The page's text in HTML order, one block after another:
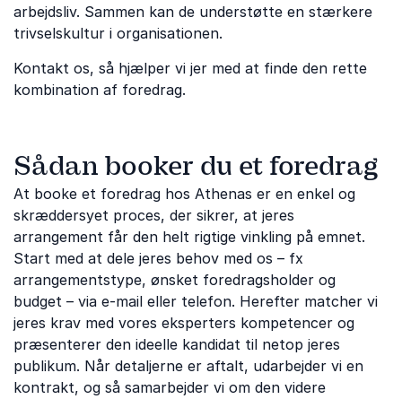
arbejdsliv. Sammen kan de understøtte en stærkere
trivselskultur i organisationen.
Kontakt os, så hjælper vi jer med at finde den rette
kombination af foredrag.
Sådan booker du et foredrag
At booke et foredrag hos Athenas er en enkel og
skræddersyet proces, der sikrer, at jeres
arrangement får den helt rigtige vinkling på emnet.
Start med at dele jeres behov med os – fx
arrangementstype, ønsket foredragsholder og
budget – via e-mail eller telefon. Herefter matcher vi
jeres krav med vores eksperters kompetencer og
præsenterer den ideelle kandidat til netop jeres
publikum. Når detaljerne er aftalt, udarbejder vi en
kontrakt, og så samarbejder vi om den videre